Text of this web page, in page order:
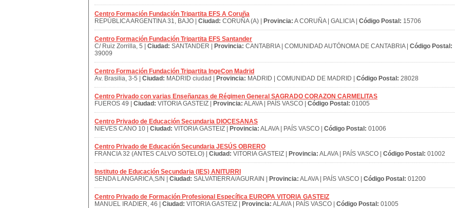
Centro Formación Fundación Tripartita EFS A Coruña
REPÚBLICA ARGENTINA 31, BAJO | Ciudad: CORUÑA (A) | Provincia: A CORUÑA | GALICIA | Código Postal: 15706
Centro Formación Fundación Tripartita EFS Santander
C/ Ruiz Zorrilla, 5 | Ciudad: SANTANDER | Provincia: CANTABRIA | COMUNIDAD AUTÓNOMA DE CANTABRIA | Código Postal:
39009
Centro Formación Fundación Tripartita IngeCon Madrid
Av. Brasilia, 3-5 | Ciudad: MADRID ciudad | Provincia: MADRID | COMUNIDAD DE MADRID | Código Postal: 28028
Centro Privado con varias Enseñanzas de Régimen General SAGRADO CORAZON CARMELITAS
FUEROS 49 | Ciudad: VITORIA GASTEIZ | Provincia: ALAVA | PAÍS VASCO | Código Postal: 01005
Centro Privado de Educación Secundaria DIOCESANAS
NIEVES CANO 10 | Ciudad: VITORIA GASTEIZ | Provincia: ALAVA | PAÍS VASCO | Código Postal: 01006
Centro Privado de Educación Secundaria JESÚS OBRERO
FRANCIA 32 (ANTES CALVO SOTELO) | Ciudad: VITORIA GASTEIZ | Provincia: ALAVA | PAÍS VASCO | Código Postal: 01002
Instituto de Educación Secundaria (IES) ANITURRI
SENDA LANGARICA,S/N | Ciudad: SALVATIERRA/AGURAIN | Provincia: ALAVA | PAÍS VASCO | Código Postal: 01200
Centro Privado de Formación Profesional Específica EUROPA VITORIA GASTEIZ
MANUEL IRADIER, 46 | Ciudad: VITORIA GASTEIZ | Provincia: ALAVA | PAÍS VASCO | Código Postal: 01005